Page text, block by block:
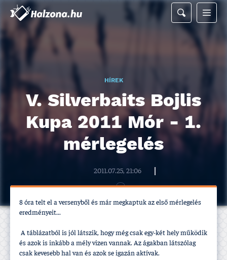
HÍREK
V. Silverbaits Bojlis
Kupa 2011 Mór - 1.
mérlegelés
2011.07.25, 21:06
8 óra telt el a versenyből és már megkaptuk az első mérlegelés
eredményeit...
A táblázatból is jól látszik, hogy még csak egy-két hely működik
és azok is inkább a mély vizen vannak. Az ágakban látszólag
csak kevesebb hal van és azok se igazán aktí­vak.